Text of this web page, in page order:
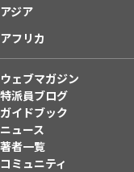
アジア
アフリカ
ウェブマガジン
特派員ブログ
ガイドブック
ニュース
著者一覧
コミュニティ